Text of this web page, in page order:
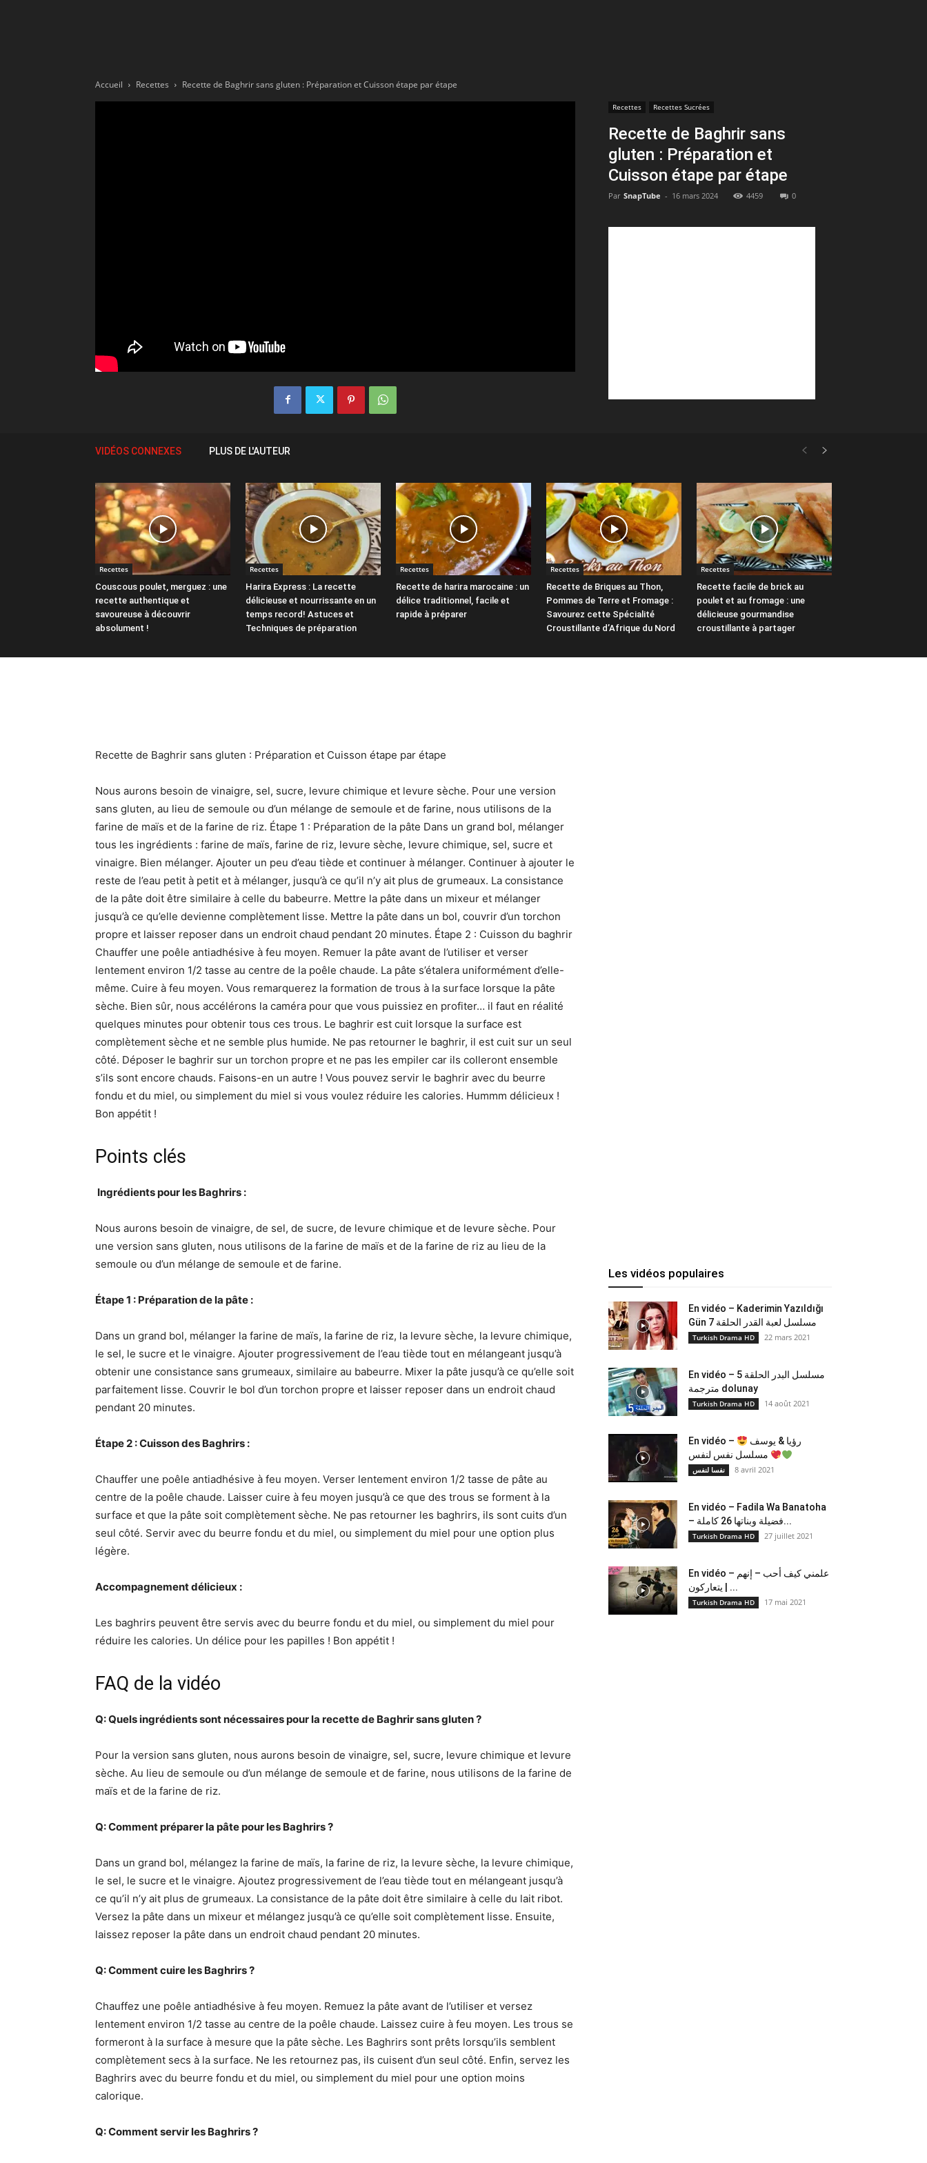
par
Accueil Recettes Recette de Baghrir sans gluten : Préparation et Cuisson étape par étape
Recettes Recettes Sucrées
Recette de Baghrir sans
gluten : Préparation et
Cuisson étape par étape
Par SnapTube - 16 mars 2024 4459 0
VIDÉOS CONNEXES PLUS DE L'AUTEUR
Recettes
Couscous poulet, merguez : une
recette authentique et
savoureuse à découvrir
absolument !
Recettes
Harira Express : La recette
délicieuse et nourrissante en un
temps record! Astuces et
Techniques de préparation
Recettes
Recette de harira marocaine : un
délice traditionnel, facile et
rapide à préparer
Recettes
Recette de Briques au Thon,
Pommes de Terre et Fromage :
Savourez cette Spécialité
Croustillante d’Afrique du Nord
Recettes
Recette facile de brick au
poulet et au fromage : une
délicieuse gourmandise
croustillante à partager
Recette de Baghrir sans gluten : Préparation et Cuisson étape par étape
Nous aurons besoin de vinaigre, sel, sucre, levure chimique et levure sèche. Pour une version
sans gluten, au lieu de semoule ou d’un mélange de semoule et de farine, nous utilisons de la
farine de maïs et de la farine de riz. Étape 1 : Préparation de la pâte Dans un grand bol, mélanger
tous les ingrédients : farine de maïs, farine de riz, levure sèche, levure chimique, sel, sucre et
vinaigre. Bien mélanger. Ajouter un peu d’eau tiède et continuer à mélanger. Continuer à ajouter le
reste de l’eau petit à petit et à mélanger, jusqu’à ce qu’il n’y ait plus de grumeaux. La consistance
de la pâte doit être similaire à celle du babeurre. Mettre la pâte dans un mixeur et mélanger
jusqu’à ce qu’elle devienne complètement lisse. Mettre la pâte dans un bol, couvrir d’un torchon
propre et laisser reposer dans un endroit chaud pendant 20 minutes. Étape 2 : Cuisson du baghrir
Chauffer une poêle antiadhésive à feu moyen. Remuer la pâte avant de l’utiliser et verser
lentement environ 1/2 tasse au centre de la poêle chaude. La pâte s’étalera uniformément d’elle-
même. Cuire à feu moyen. Vous remarquerez la formation de trous à la surface lorsque la pâte
sèche. Bien sûr, nous accélérons la caméra pour que vous puissiez en profiter… il faut en réalité
quelques minutes pour obtenir tous ces trous. Le baghrir est cuit lorsque la surface est
complètement sèche et ne semble plus humide. Ne pas retourner le baghrir, il est cuit sur un seul
côté. Déposer le baghrir sur un torchon propre et ne pas les empiler car ils colleront ensemble
s’ils sont encore chauds. Faisons-en un autre ! Vous pouvez servir le baghrir avec du beurre
fondu et du miel, ou simplement du miel si vous voulez réduire les calories. Hummm délicieux !
Bon appétit !
Points clés
️ Ingrédients pour les Baghrirs :
Nous aurons besoin de vinaigre, de sel, de sucre, de levure chimique et de levure sèche. Pour
une version sans gluten, nous utilisons de la farine de maïs et de la farine de riz au lieu de la
semoule ou d’un mélange de semoule et de farine.
Étape 1 : Préparation de la pâte :
Dans un grand bol, mélanger la farine de maïs, la farine de riz, la levure sèche, la levure chimique,
le sel, le sucre et le vinaigre. Ajouter progressivement de l’eau tiède tout en mélangeant jusqu’à
obtenir une consistance sans grumeaux, similaire au babeurre. Mixer la pâte jusqu’à ce qu’elle soit
parfaitement lisse. Couvrir le bol d’un torchon propre et laisser reposer dans un endroit chaud
pendant 20 minutes.
Étape 2 : Cuisson des Baghrirs :
Chauffer une poêle antiadhésive à feu moyen. Verser lentement environ 1/2 tasse de pâte au
centre de la poêle chaude. Laisser cuire à feu moyen jusqu’à ce que des trous se forment à la
surface et que la pâte soit complètement sèche. Ne pas retourner les baghrirs, ils sont cuits d’un
seul côté. Servir avec du beurre fondu et du miel, ou simplement du miel pour une option plus
légère.
Accompagnement délicieux :
Les baghrirs peuvent être servis avec du beurre fondu et du miel, ou simplement du miel pour
réduire les calories. Un délice pour les papilles ! Bon appétit !
FAQ de la vidéo
Q: Quels ingrédients sont nécessaires pour la recette de Baghrir sans gluten ?
Pour la version sans gluten, nous aurons besoin de vinaigre, sel, sucre, levure chimique et levure
sèche. Au lieu de semoule ou d’un mélange de semoule et de farine, nous utilisons de la farine de
maïs et de la farine de riz.
Q: Comment préparer la pâte pour les Baghrirs ?
Dans un grand bol, mélangez la farine de maïs, la farine de riz, la levure sèche, la levure chimique,
le sel, le sucre et le vinaigre. Ajoutez progressivement de l’eau tiède tout en mélangeant jusqu’à
ce qu’il n’y ait plus de grumeaux. La consistance de la pâte doit être similaire à celle du lait ribot.
Versez la pâte dans un mixeur et mélangez jusqu’à ce qu’elle soit complètement lisse. Ensuite,
laissez reposer la pâte dans un endroit chaud pendant 20 minutes.
Q: Comment cuire les Baghrirs ?
Chauffez une poêle antiadhésive à feu moyen. Remuez la pâte avant de l’utiliser et versez
lentement environ 1/2 tasse au centre de la poêle chaude. Laissez cuire à feu moyen. Les trous se
formeront à la surface à mesure que la pâte sèche. Les Baghrirs sont prêts lorsqu’ils semblent
complètement secs à la surface. Ne les retournez pas, ils cuisent d’un seul côté. Enfin, servez les
Baghrirs avec du beurre fondu et du miel, ou simplement du miel pour une option moins
calorique.
Q: Comment servir les Baghrirs ?
Les vidéos populaires
En vidéo – Kaderimin Yazıldığı
Gün مسلسل لعبة القدر الحلقة 7
Turkish Drama HD 22 mars 2021
En vidéo – مسلسل البدر الحلقة 5
مترجمة dolunay
Turkish Drama HD 14 août 2021
En vidéo –
نفسا لنفس 8 avril 2021
En vidéo – Fadila Wa Banatoha
– فضيلة وبناتها 26 كاملة...
Turkish Drama HD 27 juillet 2021
En vidéo – علمني كيف أحب – إنهم
يتعاركون ​| ...
Turkish Drama HD 17 mai 2021